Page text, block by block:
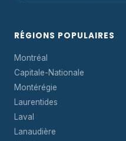
RÉGIONS POPULAIRES
Montréal
Capitale-Nationale
Montérégie
Laurentides
Laval
Lanaudière